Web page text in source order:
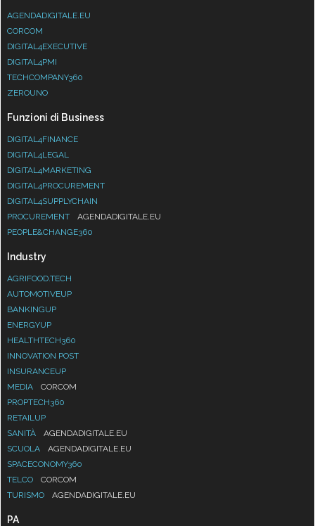
AGENDADIGITALE.EU
CORCOM
DIGITAL4EXECUTIVE
DIGITAL4PMI
TECHCOMPANY360
ZEROUNO
Funzioni di Business
DIGITAL4FINANCE
DIGITAL4LEGAL
DIGITAL4MARKETING
DIGITAL4PROCUREMENT
DIGITAL4SUPPLYCHAIN
PROCUREMENT
AGENDADIGITALE.EU
PEOPLE&CHANGE360
Industry
AGRIFOOD.TECH
AUTOMOTIVEUP
BANKINGUP
ENERGYUP
HEALTHTECH360
INNOVATION POST
INSURANCEUP
MEDIA
CORCOM
PROPTECH360
RETAILUP
SANITÀ
AGENDADIGITALE.EU
SCUOLA
AGENDADIGITALE.EU
SPACECONOMY360
TELCO
CORCOM
TURISMO
AGENDADIGITALE.EU
PA